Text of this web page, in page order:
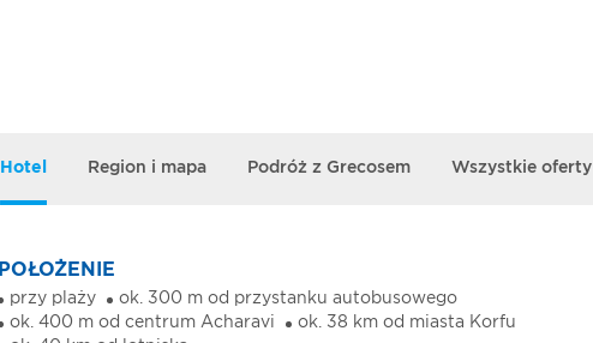
Hotel Region i mapa Podróż z Grecosem Wszystkie oferty
POŁOŻENIE
przy plaży
ok. 300 m od przystanku autobusowego
ok. 400 m od centrum Acharavi
ok. 38 km od miasta Korfu